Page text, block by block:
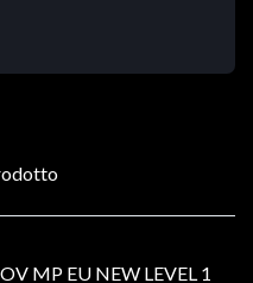
MP EU NEW LEVEL 1